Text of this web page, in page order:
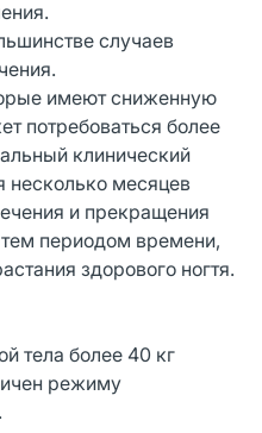
случаев
имеют сниженную
потребоваться более
клинический
несколько месяцев
и прекращения
периодом времени,
здорового ногтя.
тела более 40 кг
режиму